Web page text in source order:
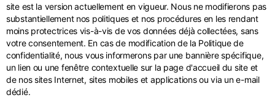
site est la version actuellement en vigueur. Nous ne modifierons pas
substantiellement nos politiques et nos procédures en les rendant
moins protectrices vis-à-vis de vos données déjà collectées, sans
votre consentement. En cas de modification de la Politique de
confidentialité, nous vous informerons par une bannière spécifique,
un lien ou une fenêtre contextuelle sur la page d'accueil du site et
de nos sites Internet, sites mobiles et applications ou via un e-mail
dédié.